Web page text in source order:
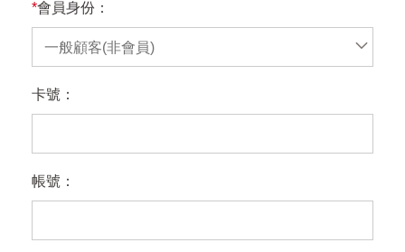
*會員身份：
一般顧客(非會員)
卡號：
帳號：